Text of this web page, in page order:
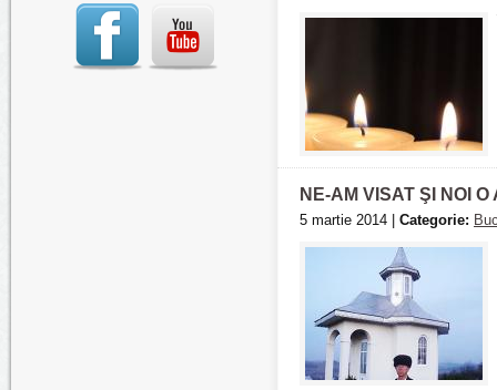
NE-AM VISAT ŞI NOI
5 martie 2014 | Categorie: